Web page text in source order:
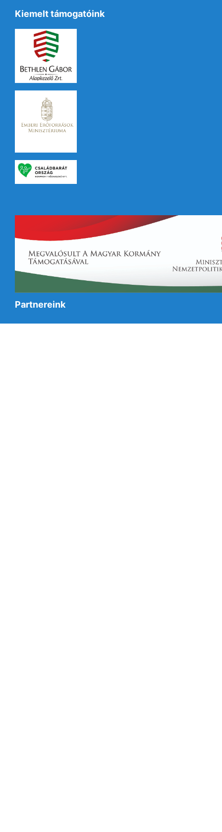
Kiemelt támogatóink
Partnereink